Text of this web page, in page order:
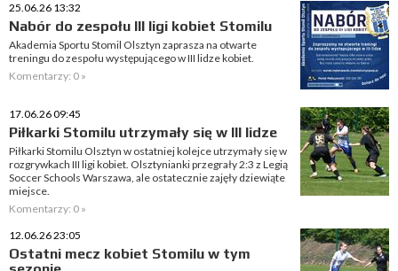
25.06.26 13:32
Nabór do zespołu III ligi kobiet Stomilu
Akademia Sportu Stomil Olsztyn zaprasza na otwarte
treningu do zespołu występującego w III lidze kobiet.
Komentarzy: 0 »
17.06.26 09:45
Piłkarki Stomilu utrzymały się w III lidze
Piłkarki Stomilu Olsztyn w ostatniej kolejce utrzymały się w
rozgrywkach III ligi kobiet. Olsztynianki przegrały 2:3 z Legią
Soccer Schools Warszawa, ale ostatecznie zajęły dziewiąte
miejsce.
Komentarzy: 0 »
12.06.26 23:05
Ostatni mecz kobiet Stomilu w tym